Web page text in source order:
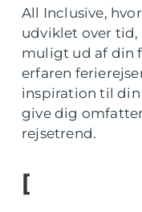
All Inclusive,
udviklet over tid,
muligt ud af din
erfaren
inspiration til
give dig
rejsetrend.
[